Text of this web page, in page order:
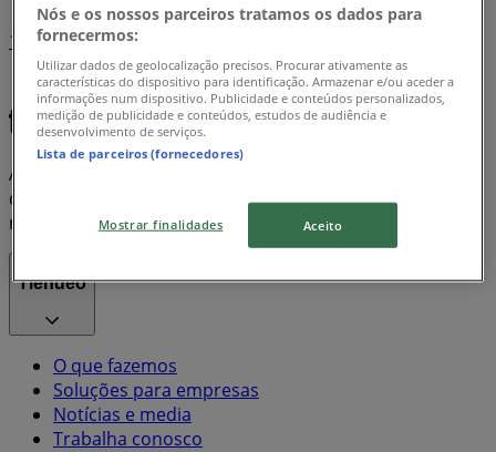
1
Apple
Nespresso Samsung Corona
A Tiendeo faz parte da Shopfully, a empresa tecnológica
que está a reinventar o comércio local em todo o
mundo.
Tiendeo
O que fazemos
Soluções para empresas
Notícias e media
Trabalha conosco
Nós e os nossos parceiros tratamos os dados para
fornecermos:
Utilizar dados de geolocalização precisos. Procurar ativamente as
características do dispositivo para identificação. Armazenar e/ou aceder a
informações num dispositivo. Publicidade e conteúdos personalizados,
medição de publicidade e conteúdos, estudos de audiência e
desenvolvimento de serviços.
Lista de parceiros (fornecedores)
Mostrar finalidades Aceito